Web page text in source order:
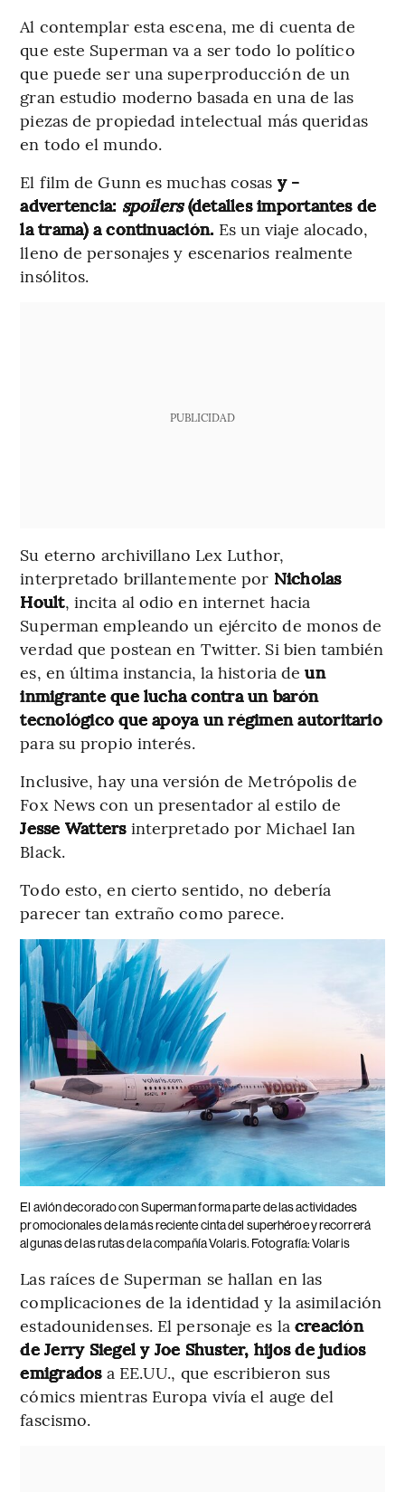
Al contemplar esta escena, me di cuenta de
que este Superman va a ser todo lo político
que puede ser una superproducción de un
gran estudio moderno basada en una de las
piezas de propiedad intelectual más queridas
en todo el mundo.
El film de Gunn es muchas cosas y -
advertencia: spoilers(detalles importantes de
la trama) a continuación. Es un viaje alocado,
lleno de personajes y escenarios realmente
insólitos.
PUBLICIDAD
Su eterno archivillano Lex Luthor,
interpretado brillantemente por Nicholas
Hoult, incita al odio en internet hacia
Superman empleando un ejército de monos de
verdad que postean en Twitter. Si bien también
es, en última instancia, la historia deun
inmigrante que lucha contra un barón
tecnológico que apoya un régimen autoritario
para su propio interés.
Inclusive, hay una versión de Metrópolis de
Fox News con un presentador al estilo de
Jesse Wattersinterpretado por Michael Ian
Black.
Todo esto, en cierto sentido, no debería
parecer tan extraño como parece.
El avión decorado con Superman forma parte de las actividades
promocionales de la más reciente cinta del superhéroe y recorrerá
algunas de las rutas de la compañía Volaris. Fotografía: Volaris
Las raíces de Superman se hallan en las
complicaciones de la identidad y la asimilación
estadounidenses. El personaje es la creación
de Jerry Siegel y Joe Shuster, hijos de judíos
emigradosa EE.UU., que escribieron sus
cómics mientras Europa vivía el auge del
fascismo.